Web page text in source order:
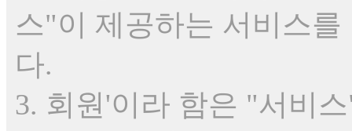
스"이 제공하는 서비스
다.
3. 회원'이라 함은 "서비